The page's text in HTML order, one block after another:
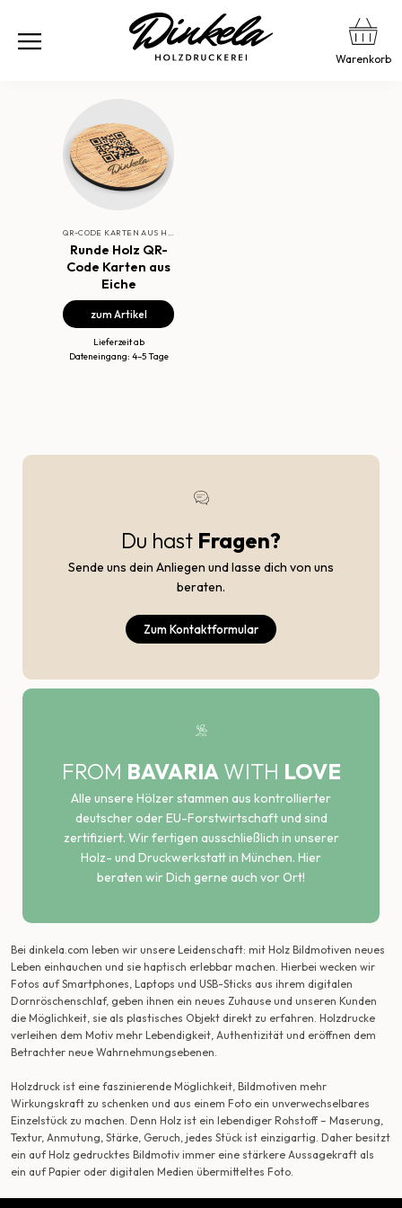
Warenkorb
QR-CODE KARTEN AUS HOLZ
Runde Holz QR-
Code Karten aus
Eiche
zum Artikel
Lieferzeit ab
Dateneingang: 4–5 Tage
Du hast Fragen?
Sende uns dein Anliegen und lasse dich von uns
beraten.
Zum Kontaktformular
FROM BAVARIAWITH LOVE
Alle unsere Hölzer stammen aus kontrollierter
deutscher oder EU-Forstwirtschaft und sind
zertifiziert. Wir fertigen ausschließlich in unserer
Holz- und Druckwerkstatt in München. Hier
beraten wir Dich gerne auch vor Ort!
Bei dinkela.com leben wir unsere Leidenschaft: mit Holz Bildmotiven neues
Leben einhauchen und sie haptisch erlebbar machen. Hierbei wecken wir
Fotos auf Smartphones, Laptops und USB-Sticks aus ihrem digitalen
Dornröschenschlaf, geben ihnen ein neues Zuhause und unseren Kunden
die Möglichkeit, sie als plastisches Objekt direkt zu erfahren. Holzdrucke
verleihen dem Motiv mehr Lebendigkeit, Authentizität und eröffnen dem
Betrachter neue Wahrnehmungsebenen.
Holzdruck ist eine faszinierende Möglichkeit, Bildmotiven mehr
Wirkungskraft zu schenken und aus einem Foto ein unverwechselbares
Einzelstück zu machen. Denn Holz ist ein lebendiger Rohstoff – Maserung,
Textur, Anmutung, Stärke, Geruch, jedes Stück ist einzigartig. Daher besitzt
ein auf Holz gedrucktes Bildmotiv immer eine stärkere Aussagekraft als
ein auf Papier oder digitalen Medien übermitteltes Foto.